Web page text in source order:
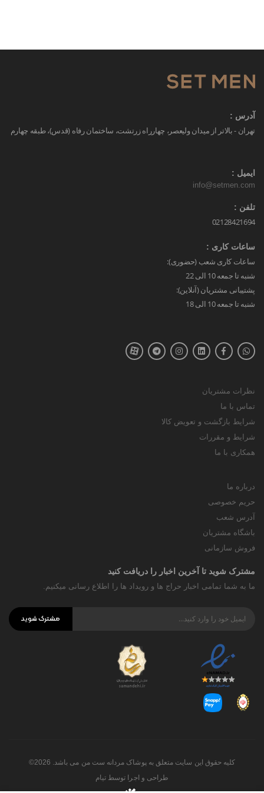
آدرس :
تهران - بالاتر از میدان ولیعصر، چهارراه زرتشت، ساختمان رفاه (قدس)، طبقه چهارم
ایمیل :
info@setmen.com
تلفن :
02128421694
ساعات کاری :
ساعات کاری شعب (حضوری):
شنبه تا جمعه 10 الی 22
پشتیبانی مشتریان (آنلاین):
شنبه تا جمعه 10 الی 18
نظرات مشتریان
تماس با ما
شرایط بازگشت و تعویض کالا
شرایط و مقررات
همکاری با ما
درباره ما
حریم خصوصی
آدرس شعب
باشگاه مشتریان
فروش سازمانی
مشترک شوید تا آخرین اخبار را دریافت کنید
ما به شما تمامی اخبار حراج ها و رویداد ها را اطلاع رسانی میکنیم.
مشترک شوید
کلیه حقوق این سایت متعلق به پوشاک مردانه ست من می باشد. 2026©
طراحی و اجرا توسط تیام